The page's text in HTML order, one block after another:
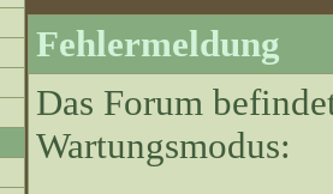
Fehlermeldung
Das Forum
Wartungsmodus: